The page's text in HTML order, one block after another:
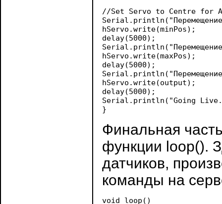
//Set Servo to Centre for
hServo.write(minPos);
delay(5000);
hServo.write(maxPos);
delay(5000);
hServo.write(output);
delay(5000);
Serial.println("Going
Финальная
функции loop().
датчиков,
команды на
void loop()